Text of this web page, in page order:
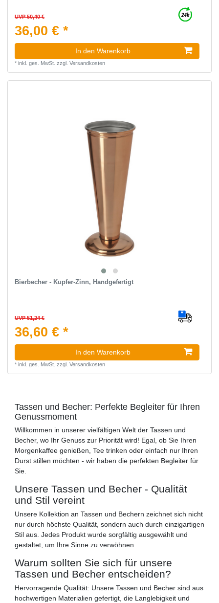
UVP 50,40 €
36,00 € *
In den Warenkorb
* inkl. ges. MwSt. zzgl. Versandkosten
Bierbecher - Kupfer-Zinn, Handgefertigt
UVP 51,24 €
36,60 € *
In den Warenkorb
* inkl. ges. MwSt. zzgl. Versandkosten
Tassen und Becher: Perfekte Begleiter für Ihren
Genussmoment
Willkommen in unserer vielfältigen Welt der Tassen und
Becher, wo Ihr Genuss zur Priorität wird! Egal, ob Sie Ihren
Morgenkaffee genießen, Tee trinken oder einfach nur Ihren
Durst stillen möchten - wir haben die perfekten Begleiter für
Sie.
Unsere Tassen und Becher - Qualität
und Stil vereint
Unsere Kollektion an Tassen und Bechern zeichnet sich nicht
nur durch höchste Qualität, sondern auch durch einzigartigen
Stil aus. Jedes Produkt wurde sorgfältig ausgewählt und
gestaltet, um Ihre Sinne zu verwöhnen.
Warum sollten Sie sich für unsere
Tassen und Becher entscheiden?
Hervorragende Qualität: Unsere Tassen und Becher sind aus
hochwertigen Materialien gefertigt, die Langlebigkeit und